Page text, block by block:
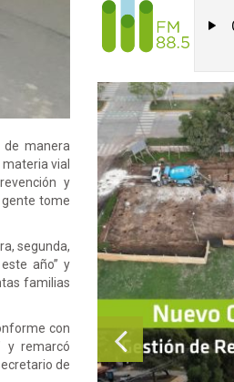
de manera
vial
y
tome
segunda,
año” y
familias
con
y remarcó
de